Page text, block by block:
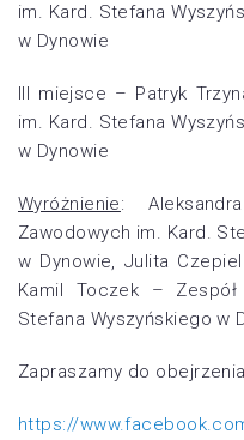
im. Kard. Stefana
w Dynowie
III miejsce – Patryk
im. Kard. Stefana
w Dynowie
Wyróżnienie:
Zawodowych im. Kard.
w Dynowie, Julita
Kamil Toczek –
Stefana Wyszyńskiego w
Zapraszamy do
https://